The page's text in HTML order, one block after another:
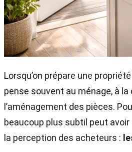
Lorsqu’on prépare une
pense souvent au ménage, à la
l’aménagement des pièces.
beaucoup plus subtil peut
la perception des acheteurs :